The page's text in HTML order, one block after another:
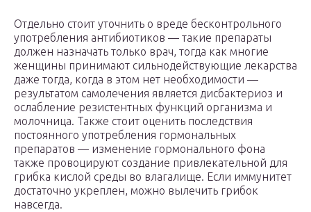
Отдельно стоит уточнить о вреде бесконтрольного
употребления антибиотиков — такие препараты
должен назначать только врач, тогда как многие
женщины принимают сильнодействующие лекарства
даже тогда, когда в этом нет необходимости —
результатом самолечения является дисбактериоз и
ослабление резистентных функций организма и
молочница. Также стоит оценить последствия
постоянного употребления гормональных
препаратов — изменение гормонального фона
также провоцируют создание привлекательной для
грибка кислой среды во влагалище. Если иммунитет
достаточно укреплен, можно вылечить грибок
навсегда.